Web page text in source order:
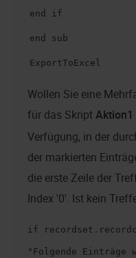
end if
end sub
ExportToExcel
Wollen Sie eine
für das SkriptAktion1
Verfügung, in der
der markierten
die erste Zeile der
Index '0'. Ist kein
if
"Folgende Einträge